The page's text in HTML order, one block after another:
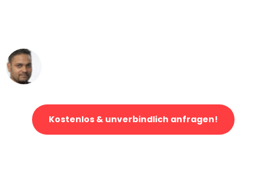
Kostenlos & unverbindlich anfragen!